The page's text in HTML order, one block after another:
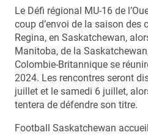
Le Défi régional MU-16 de
coup d’envoi de la saison
Regina, en Saskatchewan,
Manitoba, de la
Colombie-Britannique se
2024. Les rencontres seront
juillet et le samedi 6 juillet,
tentera de défendre son titre.
Football Saskatchewan